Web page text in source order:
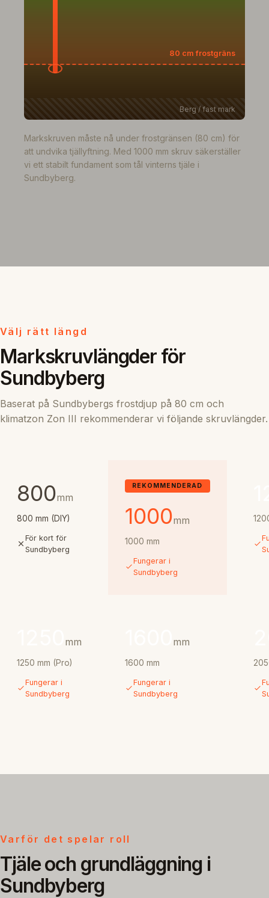
80 cm frostgräns
Berg / fast mark
Markskruven måste nå under frostgränsen (80 cm) för
att undvika tjällyftning. Med 1000 mm skruv säkerställer
vi ett stabilt fundament som tål vinterns tjäle i
Sundbyberg.
Välj rätt längd
Markskruvlängder för
Sundbyberg
Baserat på Sundbybergs frostdjup på 80 cm och
klimatzon Zon III rekommenderar vi följande skruvlängder.
800mm
800 mm (DIY)
För kort för
Sundbyberg
REKOMMENDERAD
1000mm
1000 mm
Fungerar i
Sundbyberg
mm
1250 mm (Pro)
Fungerar i
Sundbyberg
mm
1600 mm
Fungerar i
Sundbyberg
Varför det spelar roll
Tjäle och grundläggning i
Sundbyberg